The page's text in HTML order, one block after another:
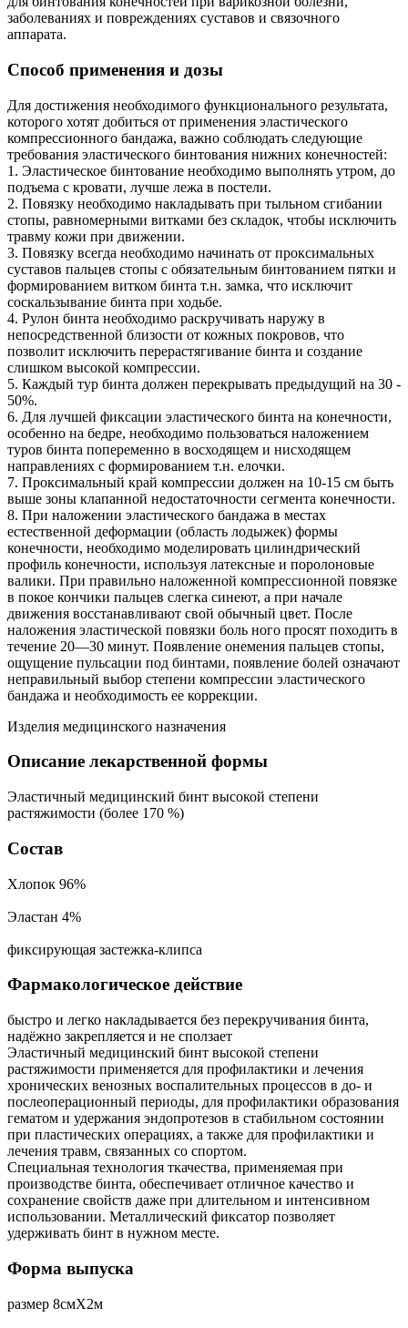
заболеваниях и повреждениях суставов и связочного
аппарата.
Способ применения и дозы
Для достижения необходимого функционального результата,
которого хотят добиться от применения эластического
компрессионного бандажа, важно соблюдать следующие
требования эластического бинтования нижних конечностей:
1. Эластическое бинтование необходимо выполнять утром, до
подъема с кровати, лучше лежа в постели.
2. Повязку необходимо накладывать при тыльном сгибании
стопы, равномерными витками без складок, чтобы исключить
травму кожи при движении.
3. Повязку всегда необходимо начинать от проксимальных
суставов пальцев стопы с обязательным бинтованием пятки и
формированием витком бинта т.н. замка, что исключит
соскальзывание бинта при ходьбе.
4. Рулон бинта необходимо раскручивать наружу в
непосредственной близости от кожных покровов, что
позволит исключить перерастягивание бинта и создание
слишком высокой компрессии.
5. Каждый тур бинта должен перекрывать предыдущий на 30 -
50%.
6. Для лучшей фиксации эластического бинта на конечности,
особенно на бедре, необходимо пользоваться наложением
туров бинта попеременно в восходящем и нисходящем
направлениях с формированием т.н. елочки.
7. Проксимальный край компрессии должен на 10-15 см быть
выше зоны клапанной недостаточности сегмента конечности.
8. При наложении эластического бандажа в местах
естественной деформации (область лодыжек) формы
конечности, необходимо моделировать цилиндрический
профиль конечности, используя латексные и поролоновые
валики. При правильно наложенной компрессионной повязке
в покое кончики пальцев слегка синеют, а при начале
движения восстанавливают свой обычный цвет. После
наложения эластической повязки боль ного просят походить в
течение 20—30 минут. Появление онемения пальцев стопы,
ощущение пульсации под бинтами, появление болей означают
неправильный выбор степени компрессии эластического
бандажа и необходимость ее коррекции.
Изделия медицинского назначения
Описание лекарственной формы
Эластичный медицинский бинт высокой степени
растяжимости (более 170 %)
Состав
Хлопок 96%
Эластан 4%
фиксирующая застежка-клипса
Фармакологическое действие
быстро и легко накладывается без перекручивания бинта,
надёжно закрепляется и не сползает
Эластичный медицинский бинт высокой степени
растяжимости применяется для профилактики и лечения
хронических венозных воспалительных процессов в до- и
послеоперационный периоды, для профилактики образования
гематом и удержания эндопротезов в стабильном состоянии
при пластических операциях, а также для профилактики и
лечения травм, связанных со спортом.
Специальная технология ткачества, применяемая при
производстве бинта, обеспечивает отличное качество и
сохранение свойств даже при длительном и интенсивном
использовании. Металлический фиксатор позволяет
удерживать бинт в нужном месте.
Форма выпуска
размер 8смХ2м